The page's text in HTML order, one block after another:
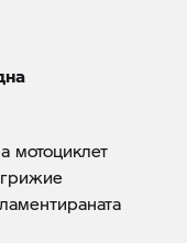
мотоциклет